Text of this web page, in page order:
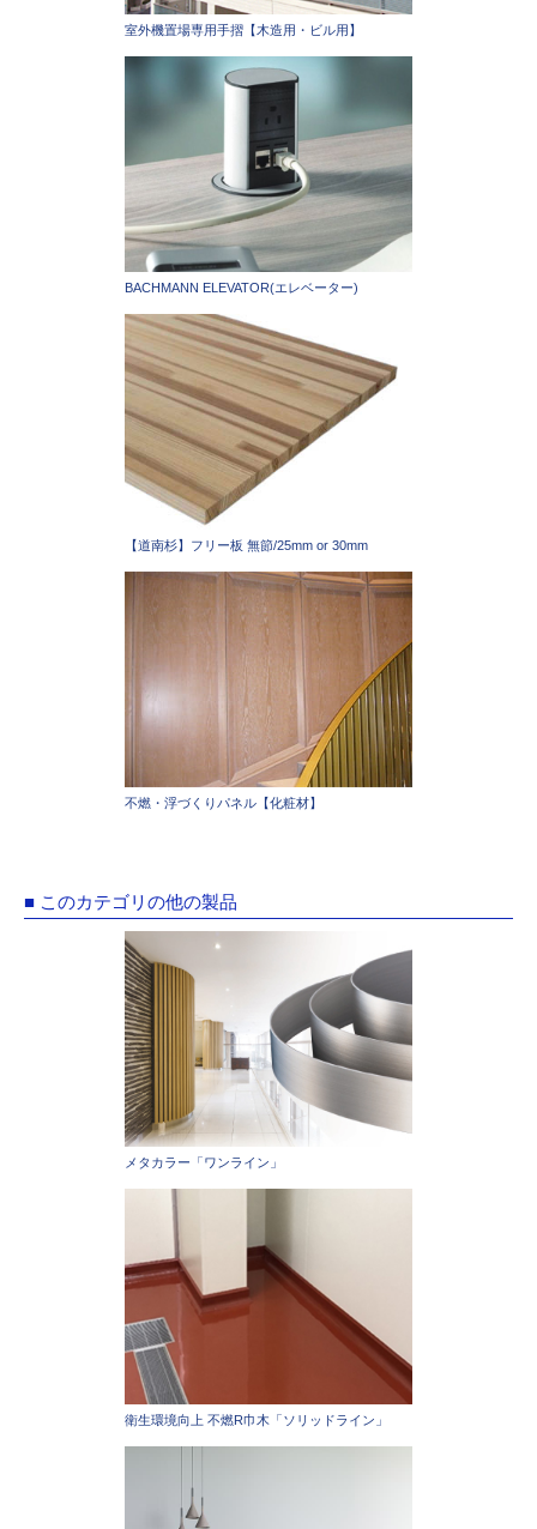
室外機置場専用手摺【木造用・ビル用】
BACHMANN ELEVATOR(エレベーター)
【道南杉】フリー板 無節/25mm or 30mm
不燃・浮づくりパネル【化粧材】
■ このカテゴリの他の製品
メタカラー「ワンライン」
衛生環境向上 不燃R巾木「ソリッドライン」